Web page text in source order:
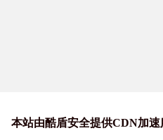
本站由酷盾安全提供CDN加速